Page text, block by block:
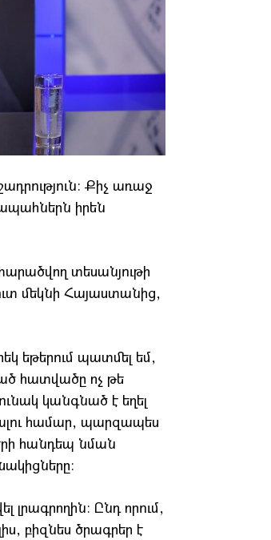
Քիչ առաջ
իրեն
տեսանյութի
մեկնի Հայաստանից,
եթերում պատմել եմ,
հատվածը ոչ թե
կանգնած է եղել
համար, պարզապես
հանդեպ նման
Ընդ որում,
բիզնես ծրագրեր է